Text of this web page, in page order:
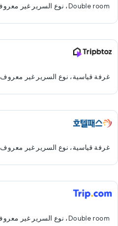
Double room، نوع السرير غير معروف
غرفة قياسية، نوع السرير غير معروف
غرفة قياسية، نوع السرير غير معروف
Double room، نوع السرير غير معروف